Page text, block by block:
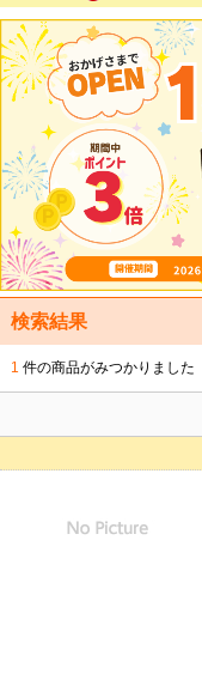
検索結果
1 件の商品がみつかりました